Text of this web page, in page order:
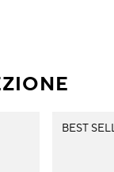
BEST